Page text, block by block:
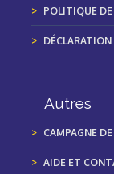
POLITIQUE
Autres
CAMPAGNE
AIDE ET